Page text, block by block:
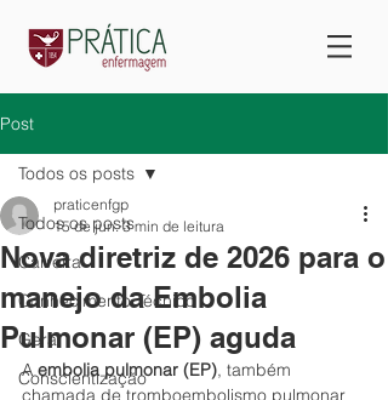
Post
Todos os posts
Carreira
Conhecimento Técnico
Geral
Conscientização
Todos os posts
Nova diretriz de 2026 para o
manejo da Embolia
Pulmonar (EP) aguda
praticenfgp
15 de jun. 3 min de leitura
A embolia pulmonar (EP), também
chamada de tromboembolismo pulmonar